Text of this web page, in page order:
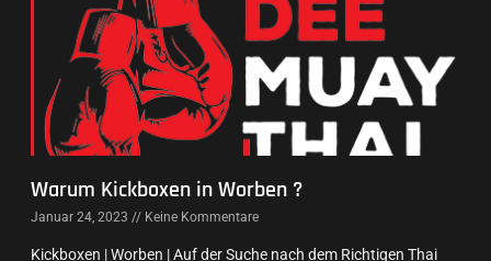
Warum Kickboxen in Worben ?
Januar 24, 2023 Keine Kommentare
Kickboxen | Worben | Auf der Suche nach dem Richtigen Thai